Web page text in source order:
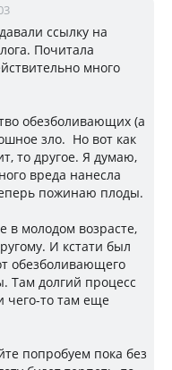
ссылку на
Почитала
много
обезболивающих (а
зло. Но вот как
то другое. Я думаю,
вреда нанесла
пожинаю плоды.
в молодом возрасте,
И кстати был
обезболивающего
Там долгий процесс
чего-то там еще
попробуем пока без